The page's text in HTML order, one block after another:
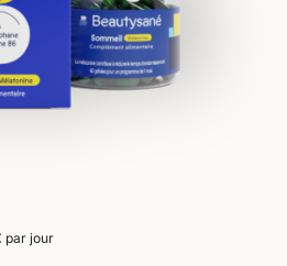
par jour